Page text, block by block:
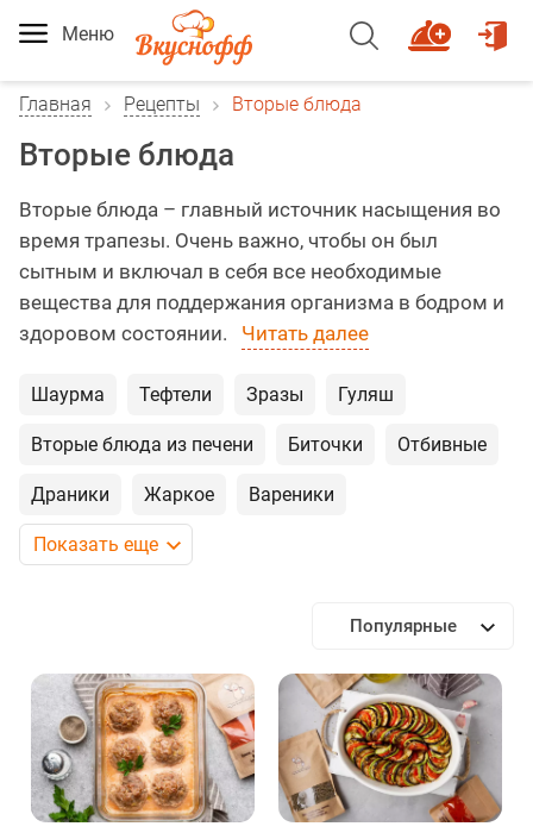
Меню
Главная Рецепты Вторые блюда
Вторые блюда
Вторые блюда – главный источник насыщения во
время трапезы. Очень важно, чтобы он был
сытным и включал в себя все необходимые
вещества для поддержания организма в бодром и
здоровом состоянии.
Читать далее
Шаурма Тефтели Зразы Гуляш
Вторые блюда из печени Биточки Отбивные
Драники Жаркое Вареники
Показать еще
Популярные